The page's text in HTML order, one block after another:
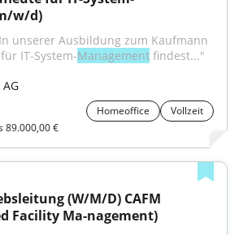
w/d)
unserer Ausbildung zum Kaufmann
IT-System-Management findest..."
Homeoffice
Vollzeit
89.000,00 €
(W/M/D) CAFM
Facility Ma-nagement)